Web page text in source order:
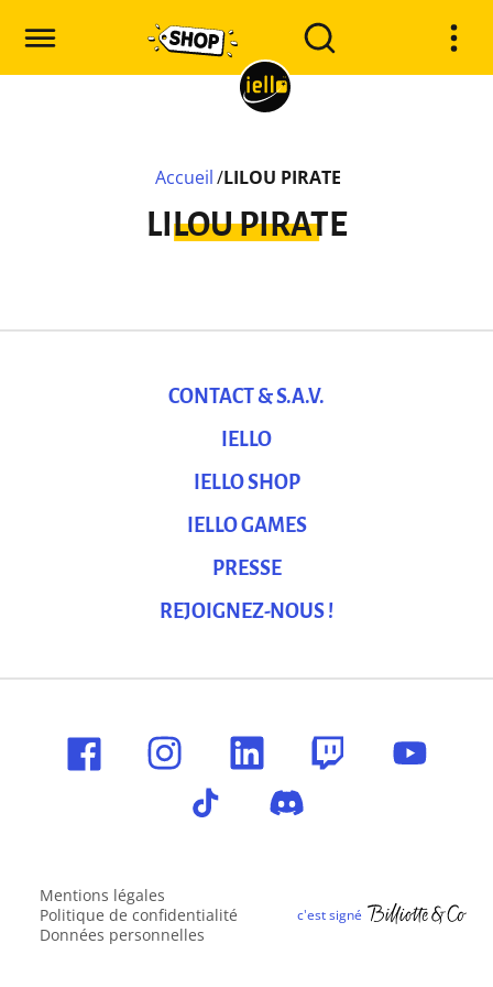
Accueil /LILOU PIRATE
LILOU PIRATE
CONTACT & S.A.V.
IELLO
IELLO SHOP
IELLO GAMES
PRESSE
REJOIGNEZ-NOUS !
Mentions légales
Politique de confidentialité
Données personnelles